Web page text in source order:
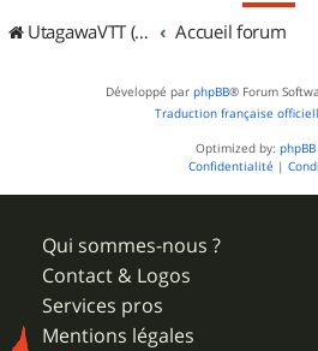
UtagawaVTT (Randos VTT et VTTAE avec traces GPS) Accueil forum
Développé par phpBB® Forum
Traduction française
Optimized by: phpBB
Confidentialité |
Qui sommes-nous ?
Contact & Logos
Services pros
Mentions légales